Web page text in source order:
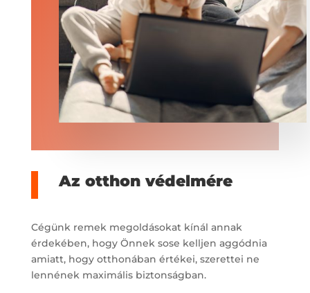
Az otthon védelmére
Cégünk remek megoldásokat kínál annak
érdekében, hogy Önnek sose kelljen aggódnia
amiatt, hogy otthonában értékei, szerettei ne
lennének maximális biztonságban.